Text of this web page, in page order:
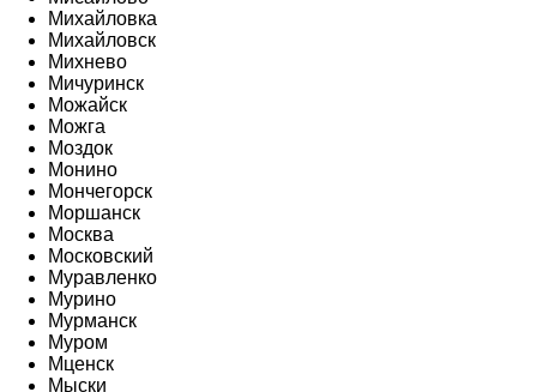
Михайловка
Михайловск
Михнево
Мичуринск
Можайск
Можга
Моздок
Монино
Мончегорск
Моршанск
Москва
Московский
Муравленко
Мурино
Мурманск
Муром
Мценск
Мыски